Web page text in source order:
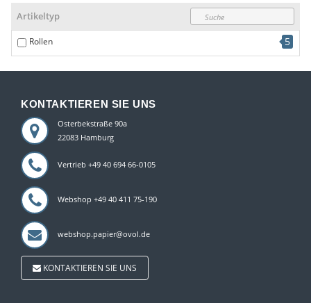
Artikeltyp
Rollen 5
KONTAKTIEREN SIE UNS
Osterbekstraße 90a
22083 Hamburg
Vertrieb +49 40 694 66-0105
Webshop +49 40 411 75-190
webshop.papier@ovol.de
KONTAKTIEREN SIE UNS